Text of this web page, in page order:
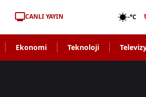
CANLI YAYIN -°C
Ekonomi Teknoloji